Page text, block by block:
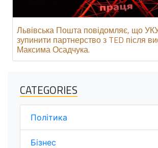
Львівська Пошта повідомляє, що
зупинити партнерство з TED після
Максима Осадчука.
CATEGORIES
Політика
Бізнес